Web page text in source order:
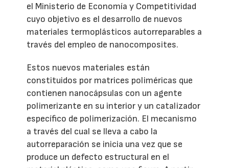
el Ministerio de Economía y Competitividad
cuyo objetivo es el desarrollo de nuevos
materiales termoplásticos autorreparables a
través del empleo de nanocomposites.
Estos nuevos materiales están
constituidos por matrices poliméricas que
contienen nanocápsulas con un agente
polimerizante en su interior y un catalizador
específico de polimerización. El mecanismo
a través del cual se lleva a cabo la
autorreparación se inicia una vez que se
produce un defecto estructural en el